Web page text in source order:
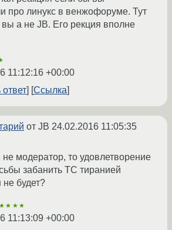
про линукс в венжофоруме. Тут
а не JB. Его рекция вполне
11:12:16 +00:00
ответ
Ссылка
от JB 24.02.2016 11:05:35
не модератор, то удовлетворение
забанить ТС тиранией
не будет?
11:13:09 +00:00